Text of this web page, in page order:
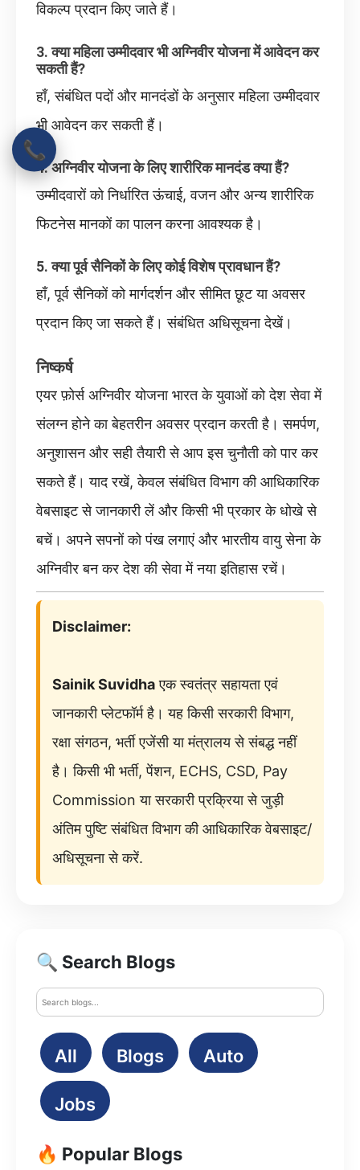
विकल्प प्रदान किए जाते हैं।
3. क्या महिला उम्मीदवार भी अग्निवीर योजना में आवेदन कर
सकती हैं?
हाँ, संबंधित पदों और मानदंडों के अनुसार महिला उम्मीदवार
भी आवेदन कर सकती हैं।
4. अग्निवीर योजना के लिए शारीरिक मानदंड क्या हैं?
उम्मीदवारों को निर्धारित ऊंचाई, वजन और अन्य शारीरिक
फिटनेस मानकों का पालन करना आवश्यक है।
5. क्या पूर्व सैनिकों के लिए कोई विशेष प्रावधान हैं?
हाँ, पूर्व सैनिकों को मार्गदर्शन और सीमित छूट या अवसर
प्रदान किए जा सकते हैं। संबंधित अधिसूचना देखें।
निष्कर्ष
एयर फ़ोर्स अग्निवीर योजना भारत के युवाओं को देश सेवा में
संलग्न होने का बेहतरीन अवसर प्रदान करती है। समर्पण,
अनुशासन और सही तैयारी से आप इस चुनौती को पार कर
सकते हैं। याद रखें, केवल संबंधित विभाग की आधिकारिक
वेबसाइट से जानकारी लें और किसी भी प्रकार के धोखे से
बचें। अपने सपनों को पंख लगाएं और भारतीय वायु सेना के
अग्निवीर बन कर देश की सेवा में नया इतिहास रचें।
Disclaimer:
Sainik Suvidhaएक स्वतंत्र सहायता एवं
जानकारी प्लेटफॉर्म है। यह किसी सरकारी विभाग,
रक्षा संगठन, भर्ती एजेंसी या मंत्रालय से संबद्ध नहीं
है। किसी भी भर्ती, पेंशन, ECHS, CSD, Pay
Commission या सरकारी प्रक्रिया से जुड़ी
अंतिम पुष्टि संबंधित विभाग की आधिकारिक वेबसाइट/
अधिसूचना से करें.
🔍 Search Blogs
All Blogs Auto
Jobs
🔥 Popular Blogs
📞